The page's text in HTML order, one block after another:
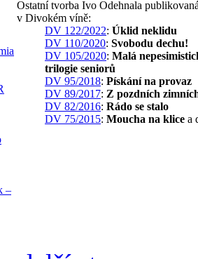
Ostatní tvorba Ivo Odehnala
v Divokém víně:
DV 122/2022: Úklid neklidu
DV 110/2020: Svobodu dechu!
DV 105/2020: Malá
trilogie seniorů
DV 95/2018: Pískání na provaz
DV 89/2017: Z pozdních
DV 82/2016: Rádo se stalo
DV 75/2015: Moucha na klice a